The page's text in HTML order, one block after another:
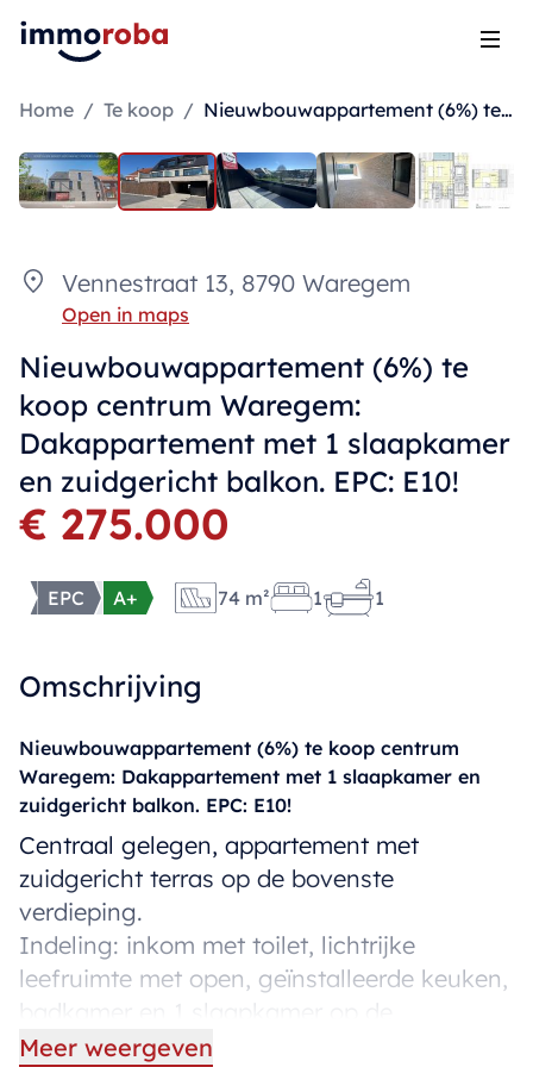
Home / Te koop / Nieuwbouwappartement (6%) te koop centrum Waregem: Dakappartement met 1 slaapkamer en zuidgericht balkon. EPC: E10!
Vennestraat 13, 8790 Waregem
Open in maps
Nieuwbouwappartement (6%) te
koop centrum Waregem:
Dakappartement met 1 slaapkamer
en zuidgericht balkon. EPC: E10!
€ 275.000
EPC A+ 74 m² 1 1
Omschrijving
Nieuwbouwappartement (6%) te koop centrum
Waregem: Dakappartement met 1 slaapkamer en
zuidgericht balkon. EPC: E10!
Centraal gelegen, appartement met
zuidgericht terras op de bovenste
verdieping.
Indeling: inkom met toilet, lichtrijke
leefruimte met open, geïnstalleerde keuken,
badkamer en 1 slaapkamer op de
bovenverdieping.
Meer weergeven